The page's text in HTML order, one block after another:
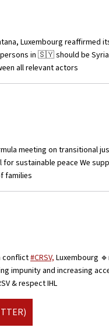
Luxembourg reaffirmed
in 🇸🇾 should be
all relevant actors
meeting on transitional
sustainable peace We
families
conflict#CRSV, Luxembourg
impunity and increasing
& respect IHL